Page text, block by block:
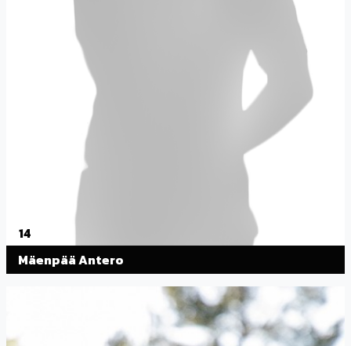
14
Mäenpää Antero